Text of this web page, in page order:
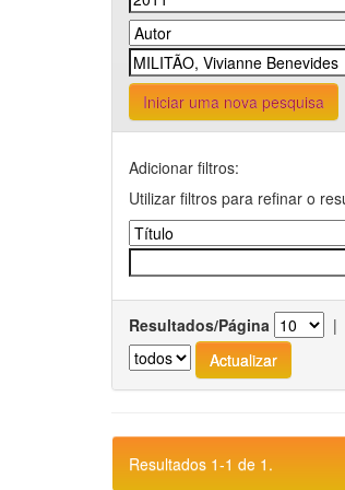
Iniciar uma nova pesquisa
Adicionar filtros:
Utilizar filtros para refinar o
Resultados/Página |
Resultados 1-1 de 1.